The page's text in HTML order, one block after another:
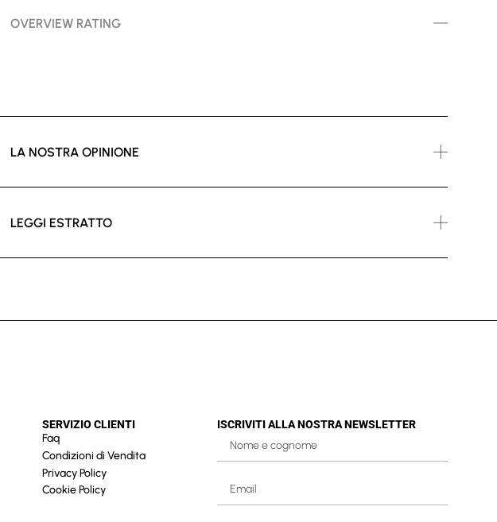
OVERVIEW RATING
LA NOSTRA OPINIONE
LEGGI ESTRATTO
SERVIZIO CLIENTI
Faq
Condizioni di Vendita
Privacy Policy
Cookie Policy
ISCRIVITI ALLA NOSTRA NEWSLETTER